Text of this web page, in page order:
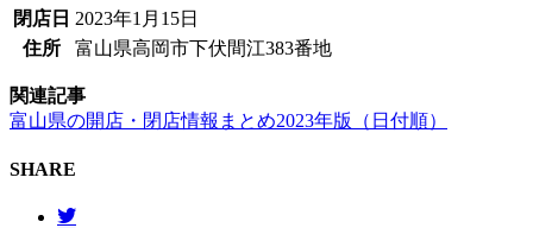
閉店日 2023年1月15日
住所
富山県高岡市下伏間江383番地
関連記事
富山県の開店・閉店情報まとめ2023年版（日付順）
SHARE